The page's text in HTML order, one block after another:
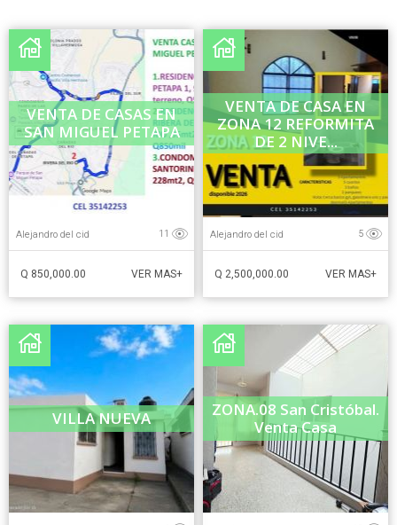
VENTA DE CASAS EN
SAN MIGUEL PETAPA
Alejandro del cid 11
Q 850,000.00 VER MAS+
VENTA DE CASA EN
ZONA 12 REFORMITA
DE 2 NIVE...
Alejandro del cid 5
Q 2,500,000.00 VER MAS+
VILLA NUEVA
ZONA.08 San Cristóbal.
Venta Casa